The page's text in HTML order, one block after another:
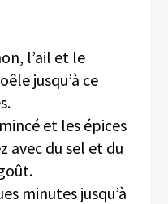
l’ail et le
jusqu’à ce
et les épices
avec du sel et du
minutes jusqu’à